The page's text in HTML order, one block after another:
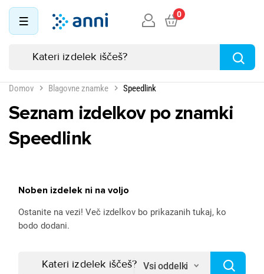
0
Domov Blagovne znamke Speedlink
Seznam izdelkov po znamki
Speedlink
Noben izdelek ni na voljo
Ostanite na vezi! Več izdelkov bo prikazanih tukaj, ko
bodo dodani.
Vsi oddelki